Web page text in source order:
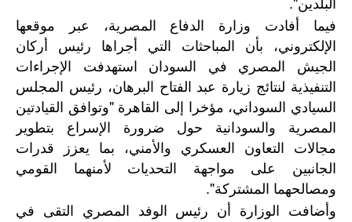
فيما أفادت وزارة الدفاع المصرية، عبر موقعها
الإلكتروني، بأن المباحثات التي أجراها رئيس أركان
الجيش المصري في السودان استهدفت الإجراءات
التنفيذية لنتائج زيارة عبد الفتاح البرهان، رئيس المجلس
السيادي السوداني، مؤخرا إلى القاهرة "وتوافق القيادتين
المصرية والسودانية حول ضرورة الإسراع بتطوير
مجالات التعاون العسكري والأمني، بما يعزز قدرات
الجانبين على مواجهة التحديات لأمنهما القومي
ومصالحهما المشتركة".
وأضافت الوزارة أن رئيس الوفد المصري التقى في